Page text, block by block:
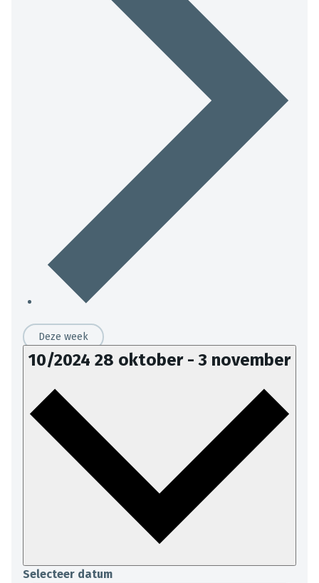
Deze week
10/2024 28 oktober -3 november
Selecteer datum